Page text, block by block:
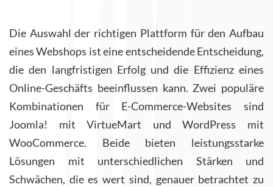
Die Auswahl der richtigen Plattform für den Aufbau
eines Webshops ist eine entscheidende Entscheidung,
die den langfristigen Erfolg und die Effizienz eines
Online-Geschäfts beeinflussen kann. Zwei populäre
Kombinationen für E-Commerce-Websites sind
Joomla! mit VirtueMart und WordPress mit
WooCommerce. Beide bieten leistungsstarke
Lösungen mit unterschiedlichen Stärken und
Schwächen, die es wert sind, genauer betrachtet zu